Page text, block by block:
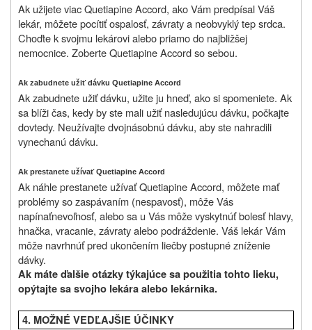
Ak užijete viac Quetiapine Accord, ako Vám predpísal Váš
lekár, môžete pocítiť ospalosť, závraty a neobvyklý tep srdca.
Choďte k svojmu lekárovi alebo priamo do najbližšej
nemocnice. Zoberte Quetiapine Accord so sebou.
Ak zabudnete užiť dávku Quetiapine Accord
Ak zabudnete užiť dávku, užite ju hneď, ako si spomeniete. Ak
sa blíži čas, kedy by ste mali užiť nasledujúcu dávku, počkajte
dovtedy. Neužívajte dvojnásobnú dávku, aby ste nahradili
vynechanú dávku.
Ak prestanete užívať Quetiapine Accord
Ak náhle prestanete užívať Quetiapine Accord, môžete mať
problémy so zaspávaním (nespavosť), môže Vás
napínaťnevoľnosť, alebo sa u Vás môže vyskytnúť bolesť hlavy,
hnačka, vracanie, závraty alebo podráždenie. Váš lekár Vám
môže navrhnúť pred ukončením liečby postupné zníženie
dávky.
Ak máte ďalšie otázky týkajúce sa použitia tohto lieku,
opýtajte sa svojho lekára alebo lekárnika.
4. MOŽNÉ VEDĽAJŠIE ÚČINKY